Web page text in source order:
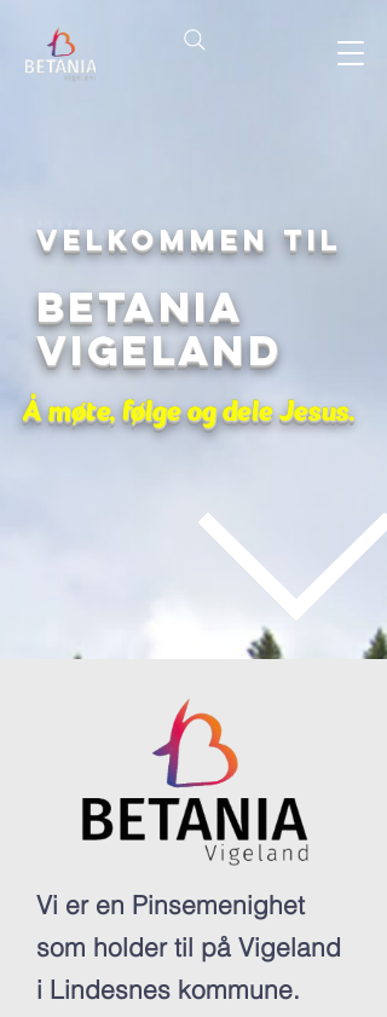
Velkommen til
Betania
Vigeland
Å møte, følge og dele Jesus.
Vi er en Pinsemenighet
som holder til på Vigeland
i Lindesnes kommune.